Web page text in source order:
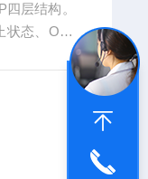
层结构。
态、OFF
闸管 for 交